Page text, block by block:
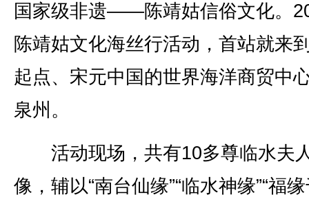
国家级非遗——陈靖姑信俗文化。
陈靖姑文化海丝行活动，首站就来
起点、宋元中国的世界海洋商贸
泉州。
活动现场，共有10多尊临水夫
像，辅以“南台仙缘”“临水神缘”“福